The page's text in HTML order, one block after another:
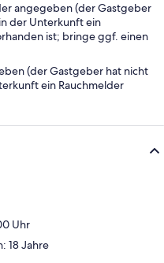
angegeben (der Gastgeber
der Unterkunft ein
ist; bringe ggf. einen
(der Gastgeber hat nicht
ein Rauchmelder
Uhr
18 Jahre